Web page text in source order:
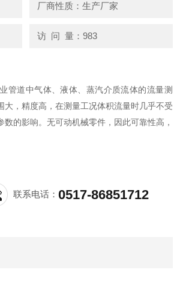
厂商性质：生产厂家
访 问 量：983
管道中气体、液体、蒸汽介质流体的流量测
大，精度高，在测量工况体积流量时几乎不受
的影响。无可动机械零件，因此可靠性高，
联系电话：0517-86851712